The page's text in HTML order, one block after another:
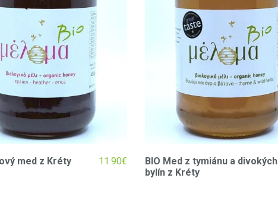
med z Kréty 11.90€
BIO Med z tymiánu a divokých
bylín z Kréty